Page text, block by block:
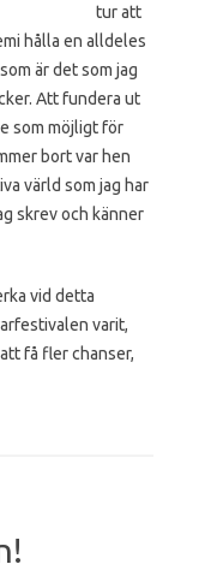
tur att
hålla en alldeles
är det som jag
Att fundera ut
som möjligt för
bort var hen
värld som jag har
skrev och känner
vid detta
varit,
få fler chanser,